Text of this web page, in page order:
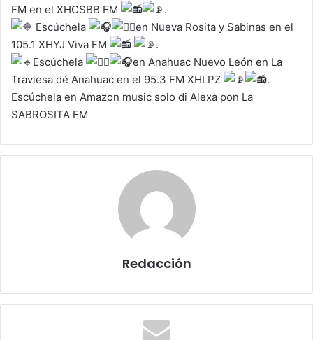
FM en el XHCSBB FM
.
Escúchela
en Nueva Rosita y Sabinas en el
105.1 XHYJ Viva FM
.
Escúchela
en Anahuac Nuevo León en La
Traviesa dé Anahuac en el 95.3 FM XHLPZ
.
Escúchela en Amazon music solo di Alexa pon La
SABROSITA FM
Redacción